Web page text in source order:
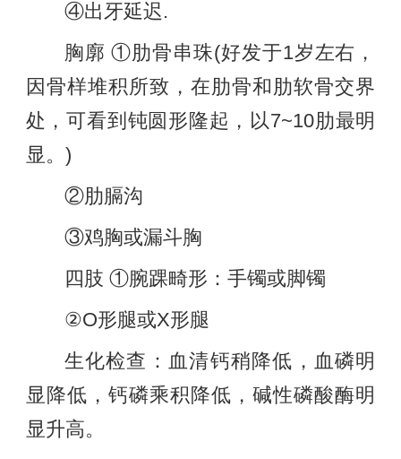
④出牙延迟.
胸廓 ①肋骨串珠(好发于1岁左右，
因骨样堆积所致，在肋骨和肋软骨交界
处，可看到钝圆形隆起，以7~10肋最明
显。)
②肋膈沟
③鸡胸或漏斗胸
四肢 ①腕踝畸形：手镯或脚镯
②O形腿或X形腿
生化检查：血清钙稍降低，血磷明
显降低，钙磷乘积降低，碱性磷酸酶明
显升高。